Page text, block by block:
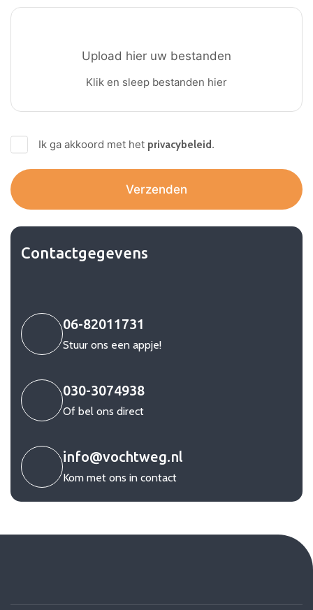
Ik ga akkoord met het privacybeleid .
Contactgegevens
06-82011731
Stuur ons een appje!
030-3074938
Of bel ons direct
info@vochtweg.nl
Kom met ons in contact